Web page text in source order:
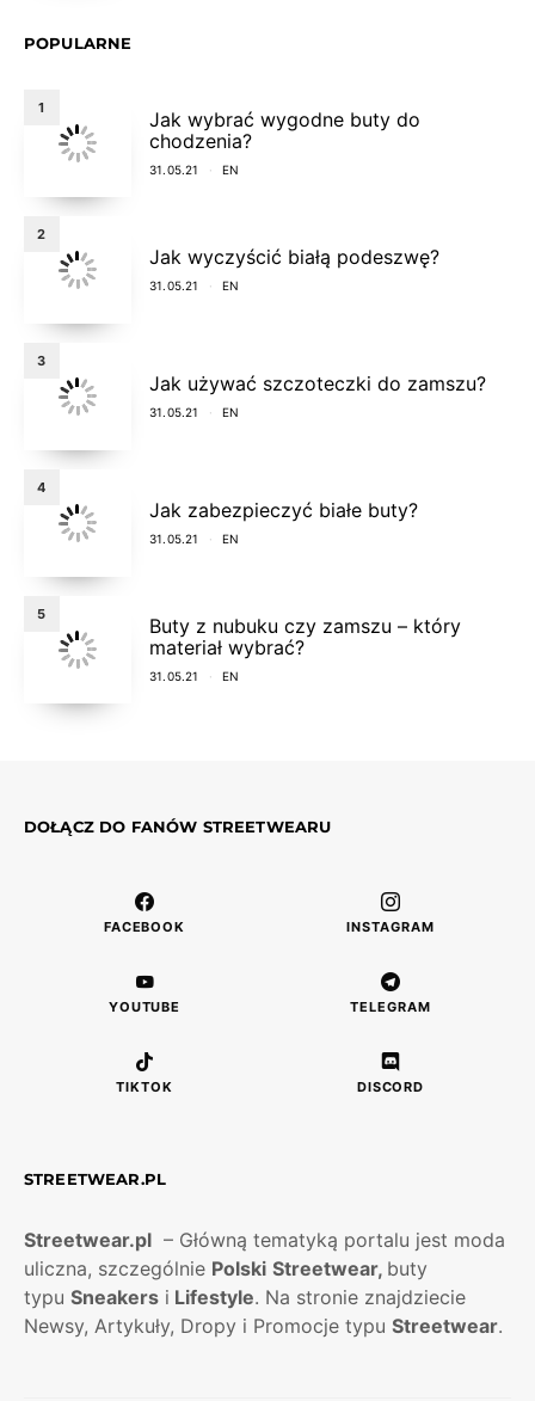
POPULARNE
1
Jak wybrać wygodne buty do
chodzenia?
31.05.21 EN
2
Jak wyczyścić białą podeszwę?
31.05.21 EN
3
Jak używać szczoteczki do zamszu?
31.05.21 EN
4
Jak zabezpieczyć białe buty?
31.05.21 EN
5
Buty z nubuku czy zamszu – który
materiał wybrać?
31.05.21 EN
DOŁĄCZ DO FANÓW STREETWEARU
FACEBOOK INSTAGRAM
YOUTUBE TELEGRAM
TIKTOK DISCORD
STREETWEAR.PL
Streetwear.pl – Główną tematyką portalu jest moda
uliczna, szczególnie Polski Streetwear, buty
typu Sneakers i Lifestyle. Na stronie znajdziecie
Newsy, Artykuły, Dropy i Promocje typu Streetwear.